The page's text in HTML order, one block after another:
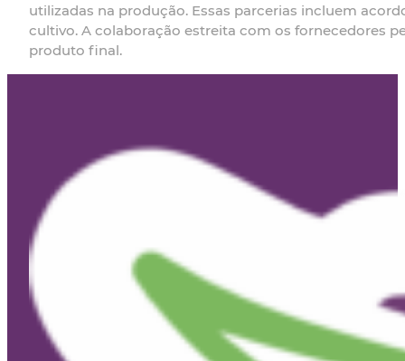
utilizadas na produção. Essas parcerias incluem
cultivo. A colaboração estreita com os fornecedores
produto final.